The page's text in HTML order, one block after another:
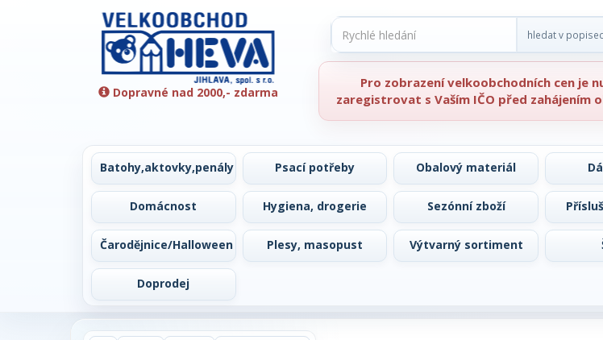
Dopravné nad 2000,- zdarma
hledat v
Pro zobrazení velkoobchodních cen je
zaregistrovat s Vaším IČO před zahájením
Batohy,aktovky,penály Psací potřeby Obalový materiál
Domácnost Hygiena, drogerie Sezónní zboží
Čarodějnice/Halloween Plesy, masopust Výtvarný sortiment
Doprodej